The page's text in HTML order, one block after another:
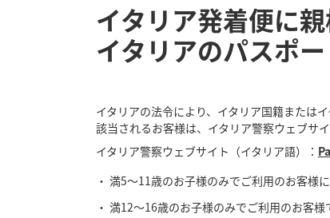
イタリア発着便に
イタリアのパスポ
イタリアの法令により、イタリア国籍または
該当されるお客様は、イタリア警察ウェブ
イタリア警察ウェブサイト（イタリア語）：
満5～11歳のお子様のみでご利用のお客様に
満12～16歳のお子様のみでご利用のお客様